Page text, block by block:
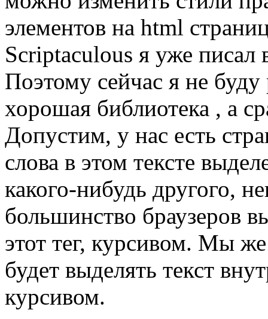
элементов на html
Scriptaculous я уже писал
Поэтому сейчас я не буду
хорошая библиотека , а
Допустим, у нас есть
слова в этом тексте
какого-нибудь другого,
большинство браузеров
этот тег, курсивом. Мы
будет выделять текст
курсивом.